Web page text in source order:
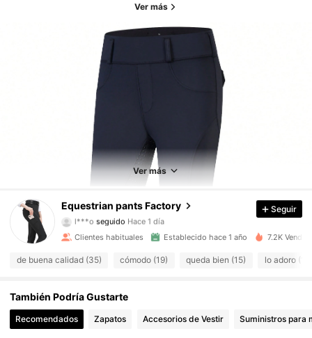
Ver más
Ver más
Equestrian pants Factory
5.3K Seguidores
4.92 5.3K Seguidores
4.92
4.92 5.3K Seguidores
Seguir
Clientes habituales Establecido hace 1 año 7.2K
de buena calidad (35) cómodo (19) queda bien (15) lo adoro
También Podría Gustarte
Recomendados Zapatos Accesorios de Vestir Suministros para